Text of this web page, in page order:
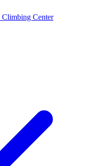
Climbing Center